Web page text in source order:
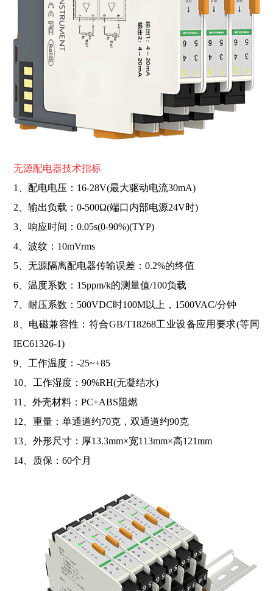
无源配电器技术指标
1、配电电压：16-28V(最大驱动电流30mA)
2、输出负载：0-500Ω(端口内部电源24V时)
3、响应时间：0.05s(0-90%)(TYP)
4、波纹：10mVrms
5、无源隔离配电器传输误差：0.2%的终值
6、温度系数：15ppm/k的测量值/100负载
7、耐压系数：500VDC时100M以上，1500VAC/分钟
8、电磁兼容性：符合GB/T18268工业设备应用要求(等同
IEC61326-1)
9、工作温度：-25~+85
10、工作湿度：90%RH(无凝结水)
11、外壳材料：PC+ABS阻燃
12、重量：单通道约70克，双通道约90克
13、外形尺寸：厚13.3mm×宽113mm×高121mm
14、质保：60个月